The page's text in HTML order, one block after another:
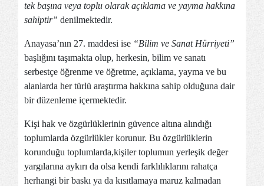
tek başı­na veya toplu olarak açıklama ve yayma hakkına
sahiptir” denilmektedir.
Anayasa’nın 27. maddesi ise “Bilim ve Sanat Hürriyeti”
başlığını ta­şımakta olup, herkesin, bilim ve sanatı
serbestçe öğrenme ve öğretme, açıklama, yayma ve bu
alanlarda her türlü araştırma hakkına sahip olduğuna dair
bir düzenleme içermektedir.
Kişi hak ve özgürlüklerinin güvence altına alındığı
toplumlarda özgürlükler korunur. Bu özgürlüklerin
korunduğu toplumlarda,kişiler toplumun yerleşik değer
yargılarına aykırı da olsa kendi farklılıklarını rahatça
herhangi bir baskı ya da kısıtlamaya maruz kalmadan